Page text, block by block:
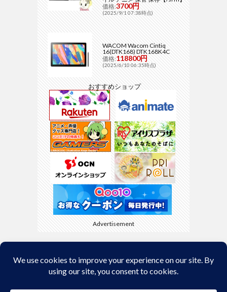
価格:3700円
(2025/9/1 07:38時点)
WACOM Wacom Cintiq
16(DTK168) DTK168K4C
価格:118800円
(2025/6/10 06:35時点)
おすすめショップ
Advertisement
Back to Top